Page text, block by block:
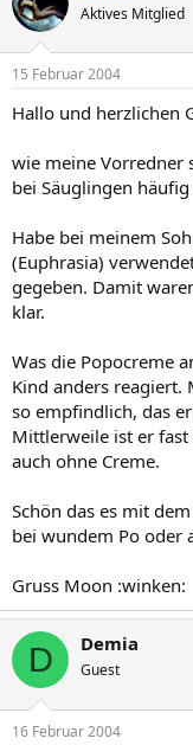
Aktives Mitglied
15 Februar 2004
Hallo und herzlichen
wie meine Vorredner
bei Säuglingen
Habe bei meinem
(Euphrasia)
gegeben. Damit
klar.
Was die Popocreme
Kind anders reagiert.
so empfindlich, das
Mittlerweile ist er
auch ohne Creme.
Schön das es mit
bei wundem Po oder
Gruss Moon :winken:
D Demia
Guest
16 Februar 2004